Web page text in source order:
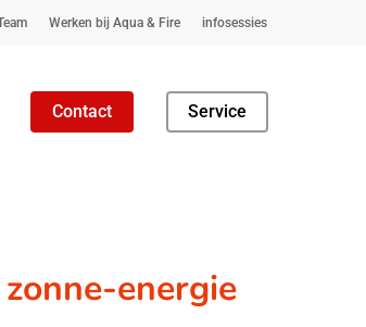
Werken bij Aqua & Fire infosessies
Contact Service
energie